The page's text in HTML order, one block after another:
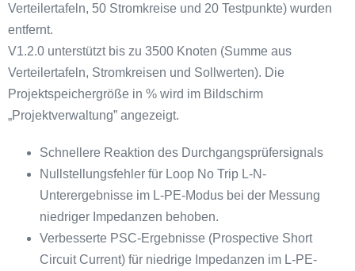
Verteilertafeln, 50 Stromkreise und 20 Testpunkte) wurden
entfernt.
V1.2.0 unterstützt bis zu 3500 Knoten (Summe aus
Verteilertafeln, Stromkreisen und Sollwerten). Die
Projektspeichergröße in % wird im Bildschirm
„Projektverwaltung” angezeigt.
Schnellere Reaktion des Durchgangsprüfersignals
Nullstellungsfehler für Loop No Trip L-N-
Unterergebnisse im L-PE-Modus bei der Messung
niedriger Impedanzen behoben.
Verbesserte PSC-Ergebnisse (Prospective Short
Circuit Current) für niedrige Impedanzen im L-PE-